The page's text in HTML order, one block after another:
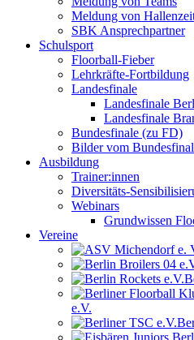
Meldung von
SBK Ansprechpartner
Schulsport
Floorball-Fieber
Lehrkräfte-Fortbildung
Landesfinale
Landesfinale
Landesfinale
Bundesfinale (zu FD)
Bilder vom
Ausbildung
Trainer:innen
Diversitäts-
Webinars
Grundwissen
Vereine
e.V.